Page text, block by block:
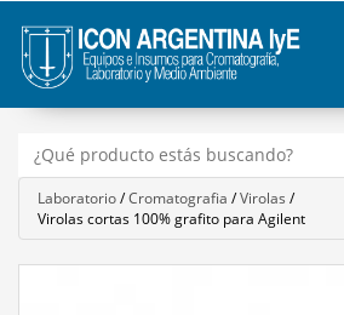
Laboratorio/Cromatografia /Virolas /
Virolas cortas 100% grafito para Agilent